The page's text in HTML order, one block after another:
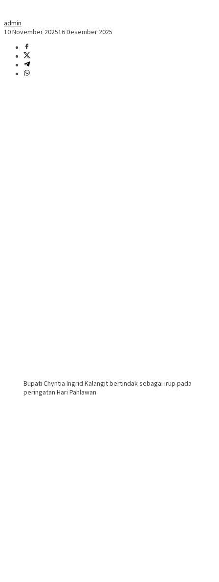
admin
10 November 202516 Desember 2025
Bupati Chyntia Ingrid Kalangit bertindak sebagai irup pada
peringatan Hari Pahlawan